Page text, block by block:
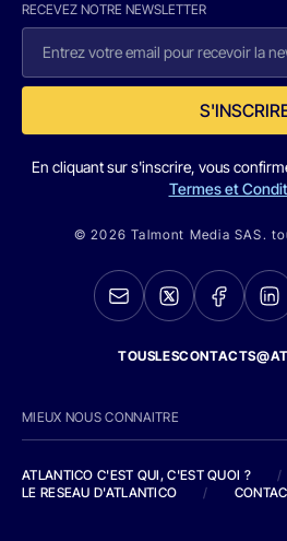
RECEVEZ NOTRE NEWSLETTER
En cliquant sur s'inscrire, vous
Termes et
© 2026 Talmont Media SAS.
MIEUX NOUS CONNAITRE
ATLANTICO C'EST QUI, C'EST QUOI ?
/
LE RESEAU D'ATLANTICO
/